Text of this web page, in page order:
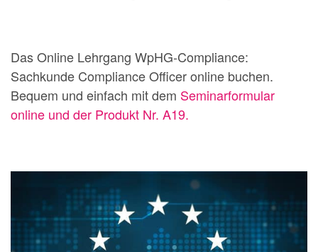
Das Online Lehrgang WpHG-Compliance:
Sachkunde Compliance Officer online buchen.
Bequem und einfach mit dem Seminarformular
online und der Produkt Nr. A19.